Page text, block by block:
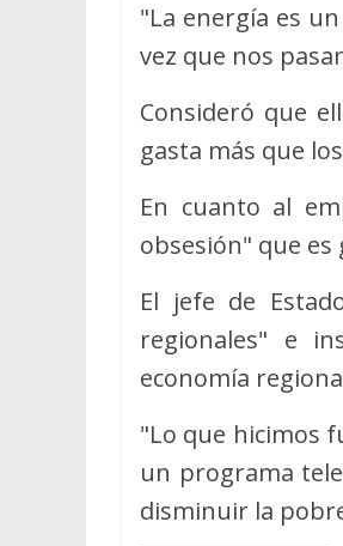
"La energía es
vez que nos
Consideró que
gasta más que
En cuanto al
obsesión" que
El jefe de
regionales" e
economía
"Lo que hicimos
un programa
disminuir la